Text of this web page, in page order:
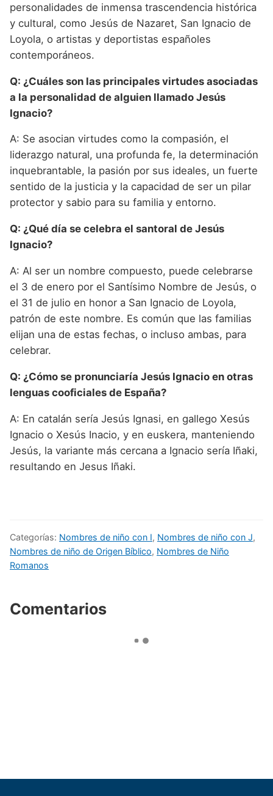
personalidades de inmensa trascendencia histórica
y cultural, como Jesús de Nazaret, San Ignacio de
Loyola, o artistas y deportistas españoles
contemporáneos.
Q: ¿Cuáles son las principales virtudes asociadas
a la personalidad de alguien llamado Jesús
Ignacio?
A: Se asocian virtudes como la compasión, el
liderazgo natural, una profunda fe, la determinación
inquebrantable, la pasión por sus ideales, un fuerte
sentido de la justicia y la capacidad de ser un pilar
protector y sabio para su familia y entorno.
Q: ¿Qué día se celebra el santoral de Jesús
Ignacio?
A: Al ser un nombre compuesto, puede celebrarse
el 3 de enero por el Santísimo Nombre de Jesús, o
el 31 de julio en honor a San Ignacio de Loyola,
patrón de este nombre. Es común que las familias
elijan una de estas fechas, o incluso ambas, para
celebrar.
Q: ¿Cómo se pronunciaría Jesús Ignacio en otras
lenguas cooficiales de España?
A: En catalán sería Jesús Ignasi, en gallego Xesús
Ignacio o Xesús Inacio, y en euskera, manteniendo
Jesús, la variante más cercana a Ignacio sería Iñaki,
resultando en Jesus Iñaki.
Categorías: Nombres de niño con I, Nombres de niño con J,
Nombres de niño de Origen Bíblico, Nombres de Niño
Romanos
Comentarios